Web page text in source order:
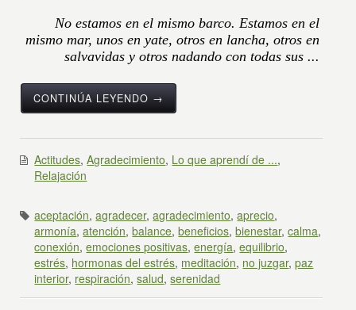
No estamos en el mismo barco. Estamos en el
mismo mar, unos en yate, otros en lancha, otros en
salvavidas y otros nadando con todas sus ...
CONTINÚA LEYENDO →
Actitudes,Agradecimiento, Lo que aprendí de ...,
Relajación
aceptación,agradecer,agradecimiento,aprecio,
armonía,atención,balance,beneficios,bienestar,calma,
conexión,emociones positivas,energía,equilibrio,
estrés, hormonas del estrés, meditación, no juzgar,paz
interior, respiración,salud,serenidad